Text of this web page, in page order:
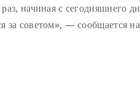
начиная с сегодняшнего
за советом», — сообщается